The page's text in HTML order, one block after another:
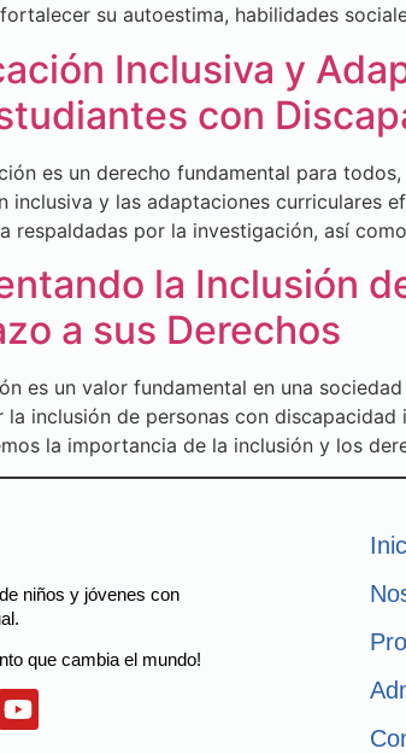
su autoestima, habilidades
Inclusiva y
con
es un derecho fundamental para
inclusiva y las adaptaciones curriculares
respaldadas por la investigación, así
la Inclusión
a sus Derechos
es un valor fundamental en una
la inclusión de personas con
la importancia de la inclusión y los
niños y jóvenes con
que cambia el mundo!